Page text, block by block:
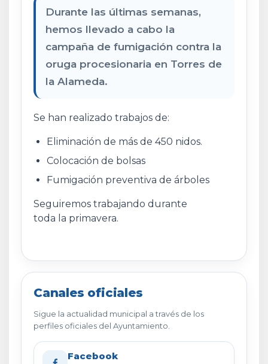
Durante las últimas semanas,
hemos llevado a cabo la
campaña de fumigación contra la
oruga procesionaria en Torres de
la Alameda.
Se han realizado trabajos de:
Eliminación de más de 450 nidos.
Colocación de bolsas
Fumigación preventiva de árboles
Seguiremos trabajando durante
toda la primavera.
Canales oficiales
Sigue la actualidad municipal a través de los
perfiles oficiales del Ayuntamiento.
Facebook